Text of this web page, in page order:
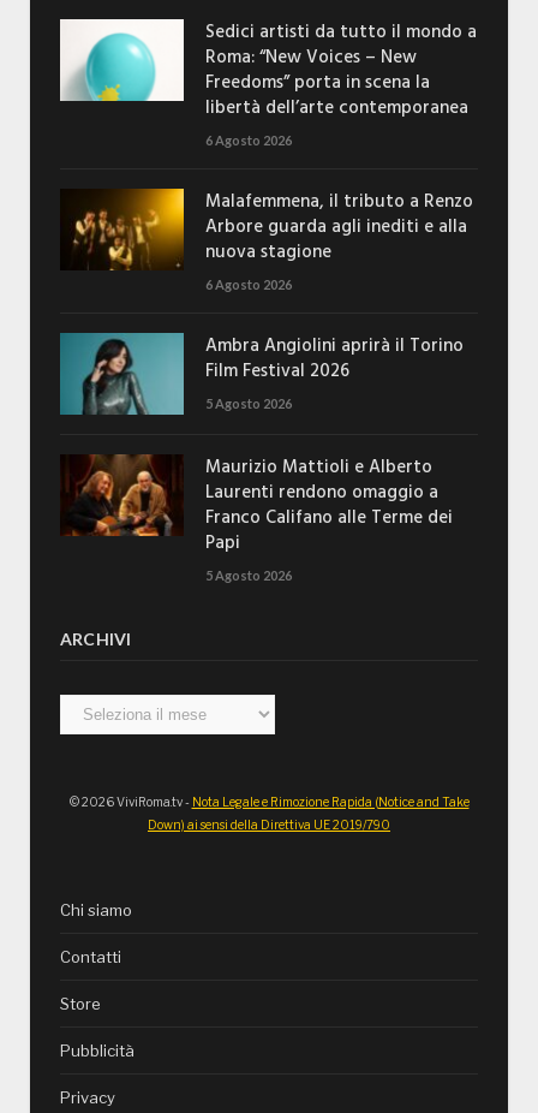
Sedici artisti da tutto il mondo a
Roma: “New Voices – New
Freedoms” porta in scena la
libertà dell’arte contemporanea
6 Agosto 2026
Malafemmena, il tributo a Renzo
Arbore guarda agli inediti e alla
nuova stagione
6 Agosto 2026
Ambra Angiolini aprirà il Torino
Film Festival 2026
5 Agosto 2026
Maurizio Mattioli e Alberto
Laurenti rendono omaggio a
Franco Califano alle Terme dei
Papi
5 Agosto 2026
ARCHIVI
Archivi
© 2026 ViviRoma.tv - Nota Legale e Rimozione Rapida (Notice and Take
Down) ai sensi della Direttiva UE 2019/790
Chi siamo
Contatti
Store
Pubblicità
Privacy